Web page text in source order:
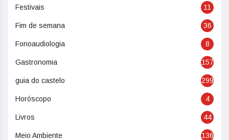
Festivais 11
Fim de semana 36
Fonoaudiologia 8
Gastronomia 157
guia do castelo 299
Horóscopo 4
Livros 44
Meio Ambiente 136